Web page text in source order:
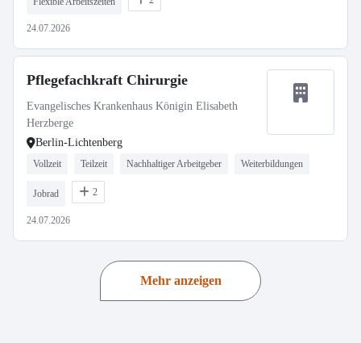
24.07.2026
Pflegefachkraft Chirurgie
Evangelisches Krankenhaus Königin Elisabeth
Herzberge
Berlin-Lichtenberg
Vollzeit Teilzeit Nachhaltiger Arbeitgeber Weiterbildungen
Jobrad 2
24.07.2026
Mehr anzeigen